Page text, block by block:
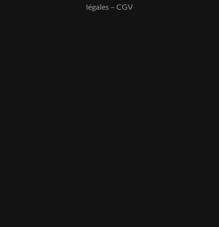
légales – CGV